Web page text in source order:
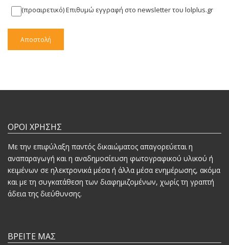
(προαιρετικό) Επιθυμώ εγγραφή στο newsletter του lolplus.gr
ΟΡΟΙ ΧΡΗΣΗΣ
Mε την επιφύλαξη παντός δικαιώματος απαγορεύεται η
αναπαραγωγή και η αναδημοσίευση φωτογραφικού υλικού ή
κειμένων σε ηλεκτρονικά μέσα ή άλλα μέσα ενημέρωσης, ακόμα
και με τη συγκατάθεση των διαφημιζομένων, χωρίς τη γραπτή
άδεια της διεύθυνσης.
ΒΡΕΙΤΕ ΜΑΣ